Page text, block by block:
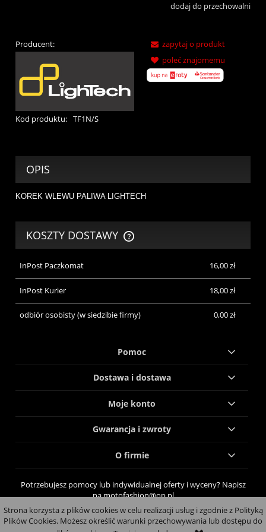
Strona korzysta z plików cookies w celu realizacji usług i zgodnie z Polityką
Plików Cookies. Możesz określić warunki przechowywania lub dostępu do
dodaj do przechowalni
Producent:
Kod produktu: TF1N/S
zapytaj o produkt
poleć znajomemu
OPIS
KOREK WLEWU PALIWA LIGHTECH
KOSZTY DOSTAWY
CENA NIE ZAWIERA EWENTUALNYCH KOSZTÓW PŁATNOŚCI
InPost Paczkomat 16,00 zł
InPost Kurier 18,00 zł
odbiór osobisty(w siedzibie firmy) 0,00 zł
Pomoc
Dostawa i dostawa
Moje konto
Gwarancja i zwroty
O firmie
Potrzebujesz pomocy lub indywidualnej oferty i wyceny? Napisz
na motofashion@op.pl
pokaż pełną wersję strony